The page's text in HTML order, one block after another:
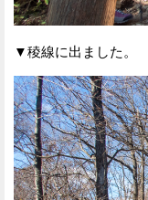
▼稜線に出ました。